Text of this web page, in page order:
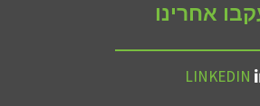
אחרינו
LINKEDIN